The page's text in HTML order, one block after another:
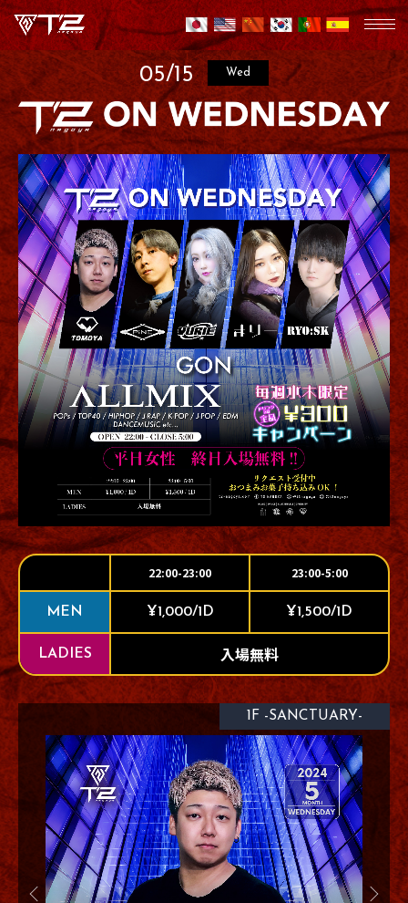
05/15 Wed
22:00-23:00 23:00-5:00
MEN ¥1,000/1D ¥1,500/1D
LADIES 入場無料
1F -SANCTUARY-